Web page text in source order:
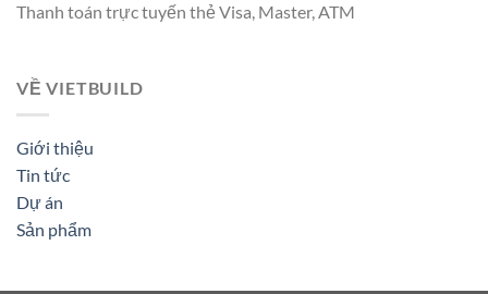
Thanh toán trực tuyến thẻ Visa, Master, ATM
VỀ VIETBUILD
Giới thiệu
Tin tức
Dự án
Sản phẩm